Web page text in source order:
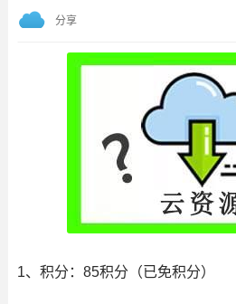
分享
1、积分： 85积分（已免积分）